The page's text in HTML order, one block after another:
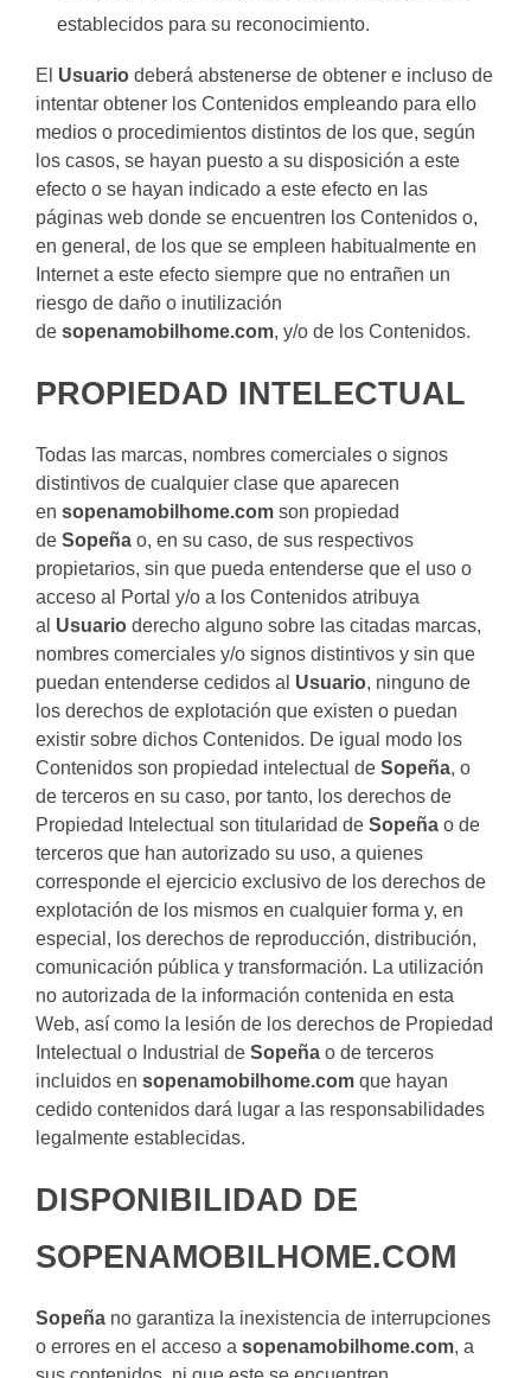
establecidos para su reconocimiento.
El Usuario deberá abstenerse de obtener e incluso de
intentar obtener los Contenidos empleando para ello
medios o procedimientos distintos de los que, según
los casos, se hayan puesto a su disposición a este
efecto o se hayan indicado a este efecto en las
páginas web donde se encuentren los Contenidos o,
en general, de los que se empleen habitualmente en
Internet a este efecto siempre que no entrañen un
riesgo de daño o inutilización
de sopenamobilhome.com, y/o de los Contenidos.
PROPIEDAD INTELECTUAL
Todas las marcas, nombres comerciales o signos
distintivos de cualquier clase que aparecen
en sopenamobilhome.com son propiedad
de Sopeña o, en su caso, de sus respectivos
propietarios, sin que pueda entenderse que el uso o
acceso al Portal y/o a los Contenidos atribuya
al Usuario derecho alguno sobre las citadas marcas,
nombres comerciales y/o signos distintivos y sin que
puedan entenderse cedidos al Usuario, ninguno de
los derechos de explotación que existen o puedan
existir sobre dichos Contenidos. De igual modo los
Contenidos son propiedad intelectual de Sopeña, o
de terceros en su caso, por tanto, los derechos de
Propiedad Intelectual son titularidad de Sopeña o de
terceros que han autorizado su uso, a quienes
corresponde el ejercicio exclusivo de los derechos de
explotación de los mismos en cualquier forma y, en
especial, los derechos de reproducción, distribución,
comunicación pública y transformación. La utilización
no autorizada de la información contenida en esta
Web, así como la lesión de los derechos de Propiedad
Intelectual o Industrial de Sopeña o de terceros
incluidos en sopenamobilhome.com que hayan
cedido contenidos dará lugar a las responsabilidades
legalmente establecidas.
DISPONIBILIDAD DE
SOPENAMOBILHOME.COM
Sopeña no garantiza la inexistencia de interrupciones
o errores en el acceso a sopenamobilhome.com, a